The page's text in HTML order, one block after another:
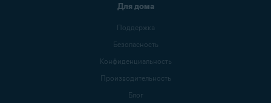
Для дома
Поддержка
Безопасность
Конфиденциальность
Производительность
Блог